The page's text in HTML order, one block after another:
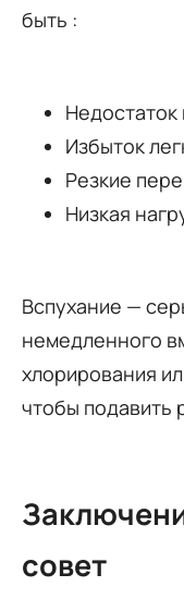
быть :
Избыток
Резкие
Низкая
Вспухание —
немедленного
хлорирования
чтобы подавить
совет